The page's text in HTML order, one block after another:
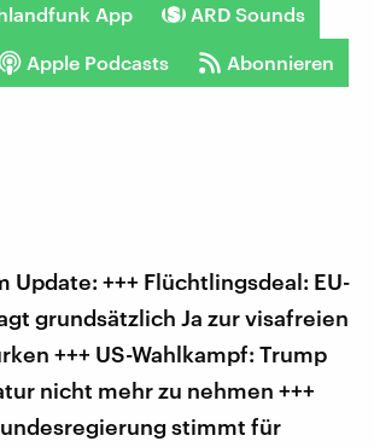
App ARD Sounds
Apple Podcasts Abonnieren
Update: +++ Flüchtlingsdeal: EU-
grundsätzlich Ja zur visafreien
+++ US-Wahlkampf: Trump
nicht mehr zu nehmen +++
stimmt für